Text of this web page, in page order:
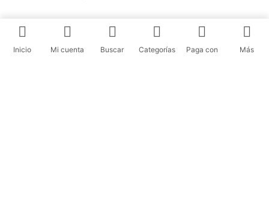
Inicio Mi cuenta Buscar Categorías Paga con Más